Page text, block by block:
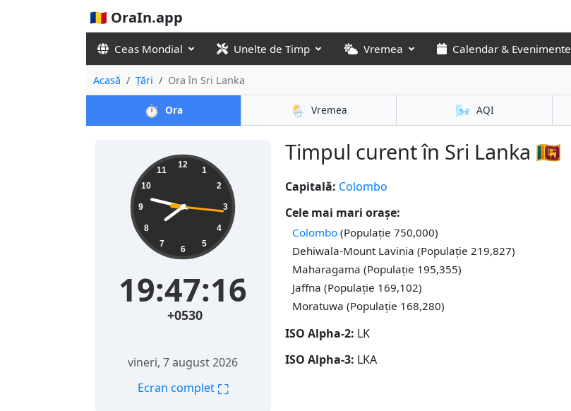
🇷🇴 OraIn.app
Ceas Mondial Unelte de Timp Vremea Calendar & Evenimente
Acasă Țări Ora în Sri Lanka
⏱️ Ora 🌦️ Vremea 🌬️ AQI
Timpul curent în Sri Lanka 🇱🇰
12
1
2
3
4
5
6
7
8
9
10
11
19:47:17
+0530
vineri, 7 august 2026
Ecran complet ⛶
Capitală: Colombo
Cele mai mari orașe:
Colombo (Populație 750,000)
Dehiwala-Mount Lavinia (Populație 219,827)
Maharagama (Populație 195,355)
Jaffna (Populație 169,102)
Moratuwa (Populație 168,280)
ISO Alpha-2: LK
ISO Alpha-3: LKA